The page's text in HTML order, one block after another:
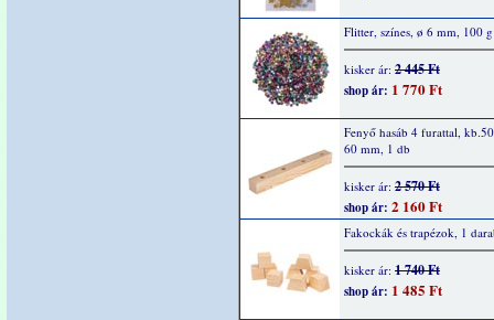
Flitter, színes, ø 6 mm, 100 g
kisker ár: 2 445 Ft
shop ár: 1 770 Ft
Fenyő hasáb 4 furattal,
60 mm, 1 db
kisker ár: 2 570 Ft
shop ár: 2 160 Ft
Fakockák és trapézok, 1
kisker ár: 1 740 Ft
shop ár: 1 485 Ft